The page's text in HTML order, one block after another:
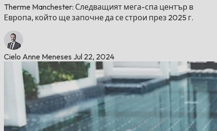
Therme Manchester: Следващият мега-спа център в
Европа, който ще започне да се строи през 2025 г.
Cielo Anne Meneses Jul 22, 2024